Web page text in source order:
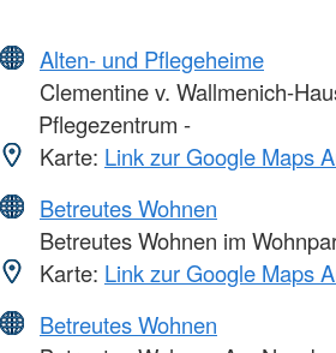
Alten- und Pflegeheime
Clementine v. Wallmenich-
Pflegezentrum -
Karte: Link zur Google Maps
Betreutes Wohnen
Betreutes Wohnen im
Karte: Link zur Google Maps
Betreutes Wohnen